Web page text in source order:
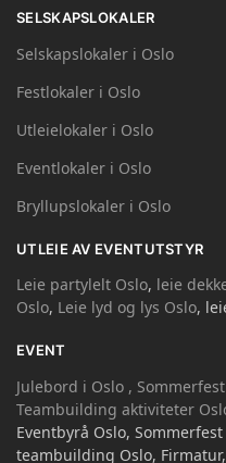
SELSKAPSLOKALER
Selskapslokaler i Oslo
Festlokaler i Oslo
Utleielokaler i Oslo
Eventlokaler i Oslo
Bryllupslokaler i Oslo
UTLEIE AV EVENTUTSTYR
Leie partylelt Oslo, leie
Oslo, Leie lyd og lys Oslo,
EVENT
Julebord i Oslo ,
Teambuilding aktiviteter
Eventbyrå Oslo,
teambuilding Oslo,